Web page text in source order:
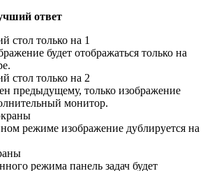
ответ
стол только на 1
будет отображаться только на
стол только на 2
предыдущему, только изображение
монитор.
режиме изображение дублируется на
режима панель задач будет